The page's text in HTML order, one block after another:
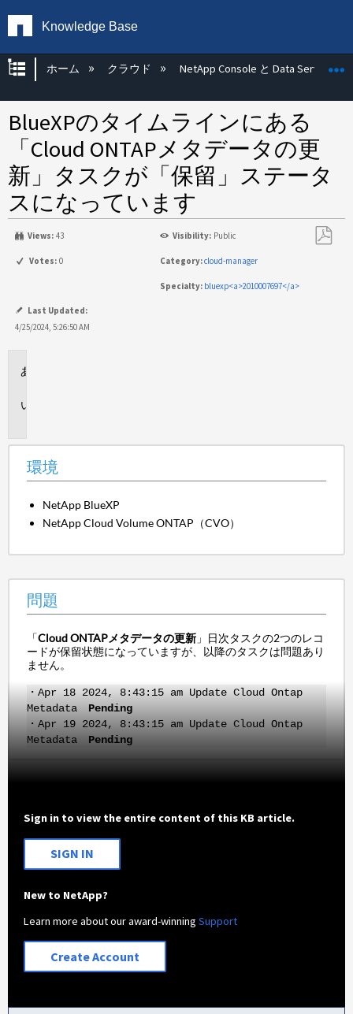
Knowledge Base
グローバル階層を展開/折りたたむ
ホーム クラウド NetApp Console と Data Services
BlueXPのタイムラインにある
「Cloud ONTAPメタデータの更
新」タスクが「保留」ステータ
スになっています
Views: 43 Visibility: Public
Votes: 0 Category:cloud-manager
Specialty: bluexp<a>2010007697</a>
Last Updated:
4/25/2024, 5:26:50 AM
環境
NetApp BlueXP
NetApp Cloud Volume ONTAP（CVO）
問題
「Cloud ONTAPメタデータの更新」日次タスクの2つのレコ
ードが保留状態になっていますが、以降のタスクは問題あり
ません。
・Apr 18 2024, 8:43:15 am Update Cloud Ontap
Metadata Pending
・Apr 19 2024, 8:43:15 am Update Cloud Ontap
Metadata Pending
Sign in to view the entire content of this KB article.
SIGN IN
New to NetApp?
Learn more about our award-winningSupport
Create Account